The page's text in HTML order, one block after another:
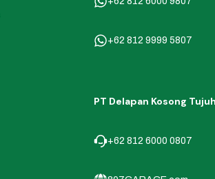
+62 812 9999 5807
PT Delapan Kosong
+62 812 6000 0807